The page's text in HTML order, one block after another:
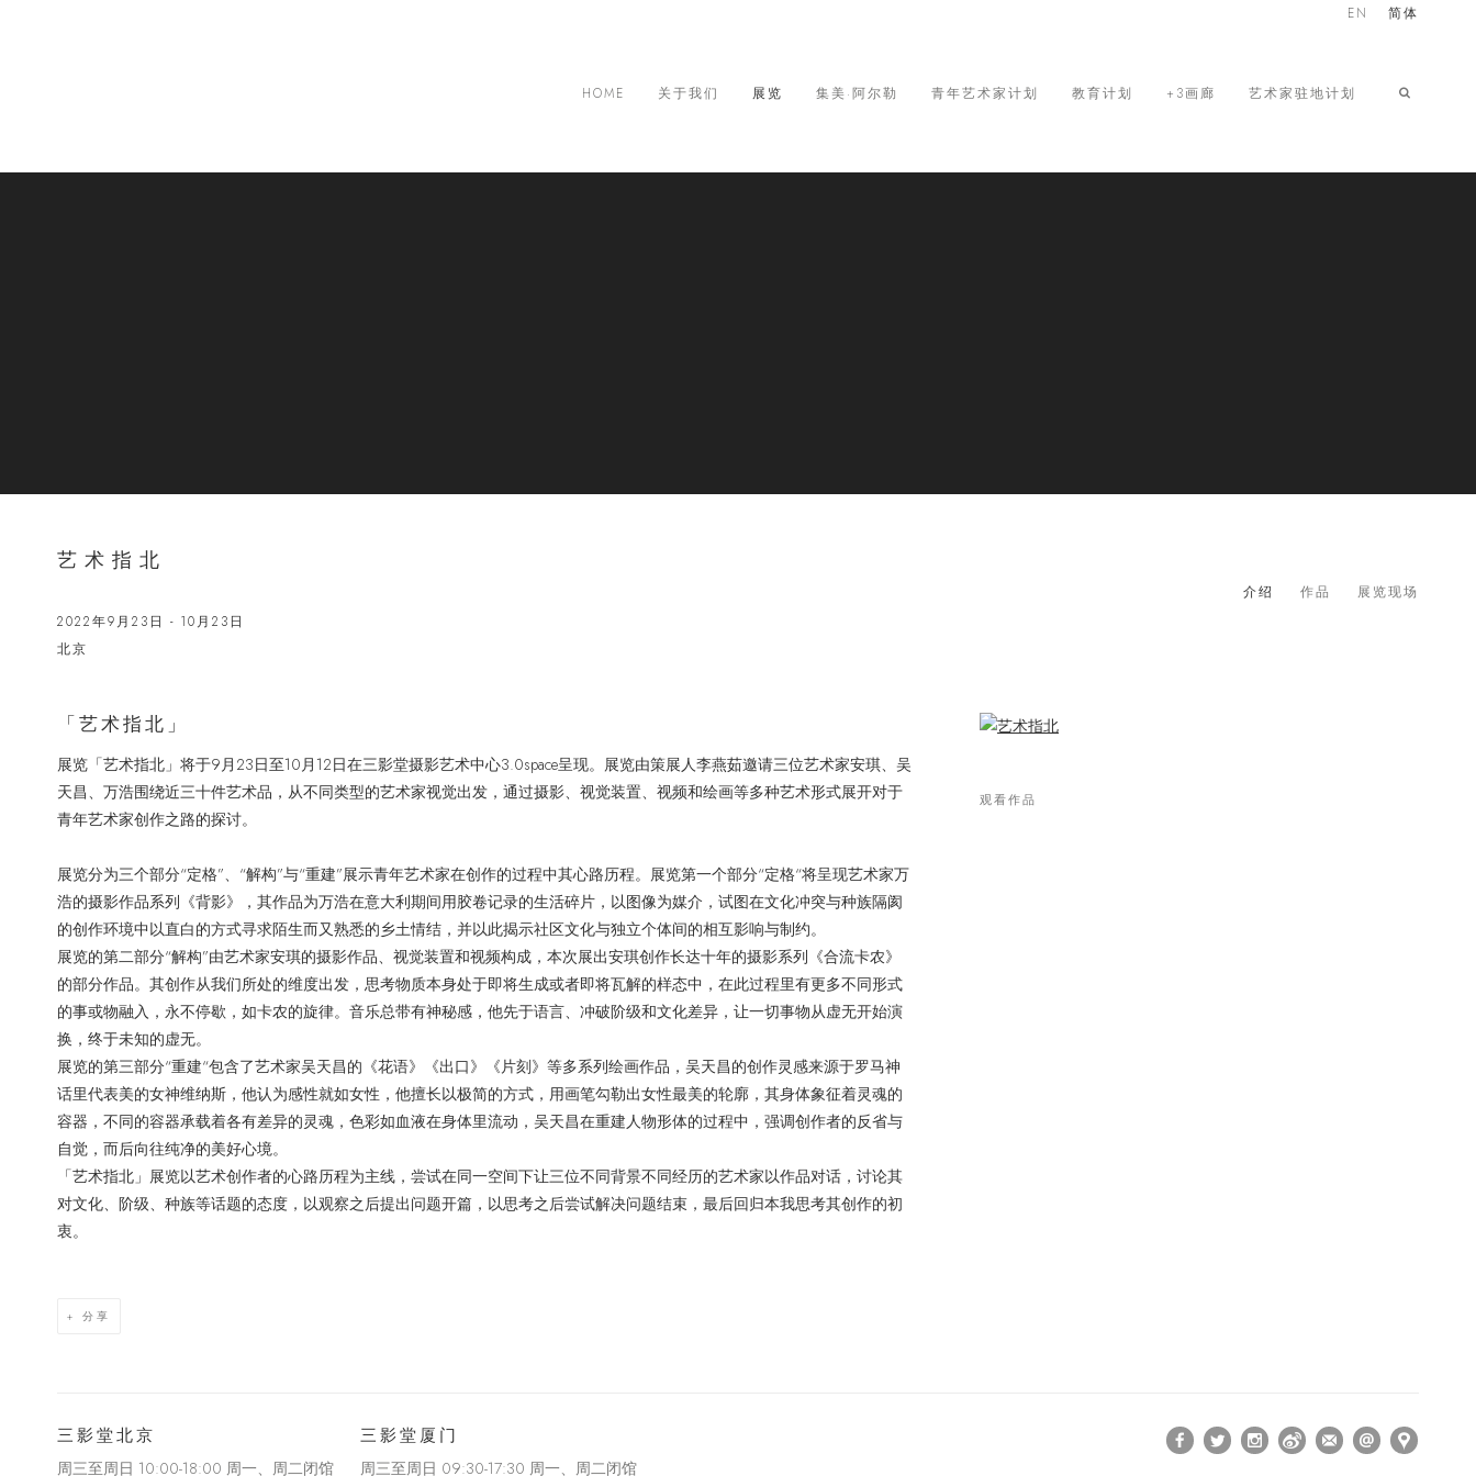
HOME 关于我们 展览 集美·阿尔勒 青年艺术家计划 教育计划 +3画廊 艺术家驻地计划
EN 简体
艺术指北
2022年9月23日 - 10月23日
北京
介绍 作品 展览现场
观看作品
「艺术指北」
展览「艺术指北」将于9月23日至10月12日在三影堂摄影艺术中心3.0space呈现。展览由策展人李燕茹邀请三位艺术家安琪、吴
天昌、万浩围绕近三十件艺术品，从不同类型的艺术家视觉出发，通过摄影、视觉装置、视频和绘画等多种艺术形式展开对于
青年艺术家创作之路的探讨。
展览分为三个部分“定格”、“解构”与“重建”展示青年艺术家在创作的过程中其心路历程。展览第一个部分“定格“将呈现艺术家万
浩的摄影作品系列《背影》，其作品为万浩在意大利期间用胶卷记录的生活碎片，以图像为媒介，试图在⽂化冲突与种族隔阂
的创作环境中以直⽩的⽅式寻求陌⽣而又熟悉的乡⼟情结，并以此揭示社区⽂化与独⽴个体间的相互影响与制约。
展览的第二部分“解构”由艺术家安琪的摄影作品、视觉装置和视频构成，本次展出安琪创作长达十年的摄影系列《合流卡农》
的部分作品。其创作从我们所处的维度出发，思考物质本身处于即将生成或者即将瓦解的样态中，在此过程里有更多不同形式
的事或物融入，永不停歇，如卡农的旋律。音乐总带有神秘感，他先于语言、冲破阶级和文化差异，让一切事物从虚无开始演
换，终于未知的虚无。
展览的第三部分“重建“包含了艺术家吴天昌的《花语》《出口》《片刻》等多系列绘画作品，吴天昌的创作灵感来源于罗马神
话里代表美的女神维纳斯，他认为感性就如女性，他擅长以极简的方式，用画笔勾勒出女性最美的轮廓，其身体象征着灵魂的
容器，不同的容器承载着各有差异的灵魂，色彩如血液在身体里流动，吴天昌在重建人物形体的过程中，强调创作者的反省与
自觉，而后向往纯净的美好心境。
「艺术指北」展览以艺术创作者的心路历程为主线，尝试在同一空间下让三位不同背景不同经历的艺术家以作品对话，讨论其
对文化、阶级、种族等话题的态度，以观察之后提出问题开篇，以思考之后尝试解决问题结束，最后回归本我思考其创作的初
衷。
分享
三影堂北京
周三至周日 10:00-18:00 周一、周二闭馆
三影堂厦门
周三至周日 09:30-17:30 周一、周二闭馆